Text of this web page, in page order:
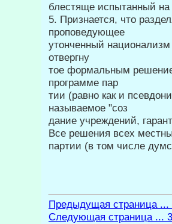
блестяще испытанный на
5. Признается, что
проповедующее
утонченный
отвергну­
тое формальным
программе пар­
тии (равно как и
называемое "соз­
дание учреждений,
Все решения всех
партии (в том числе
Предыдущая страница ...
Следующая страница ...